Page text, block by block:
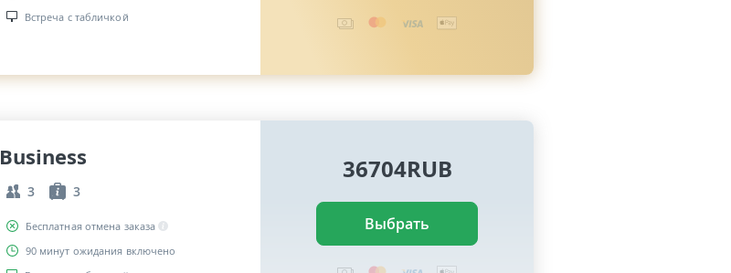
Встреча с табличкой
Business
3 3
Бесплатная отмена заказа
90 минут ожидания включено
36704RUB
Выбрать